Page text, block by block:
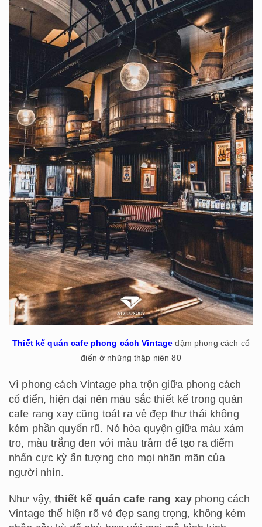
Thiết kế quán cafe phong cách Vintage đậm phong cách cổ
điển ở những thập niên 80
Vì phong cách Vintage pha trộn giữa phong cách
cổ điển, hiện đại nên màu sắc thiết kế trong quán
cafe rang xay cũng toát ra vẻ đẹp thư thái không
kém phần quyến rũ. Nó hòa quyện giữa màu xám
tro, màu trắng đen với màu trầm để tạo ra điểm
nhấn cực kỳ ấn tượng cho mọi nhãn mãn của
người nhìn.
Như vậy,thiết kế quán cafe rang xay phong cách
Vintage thể hiện rõ vẻ đẹp sang trọng, không kém